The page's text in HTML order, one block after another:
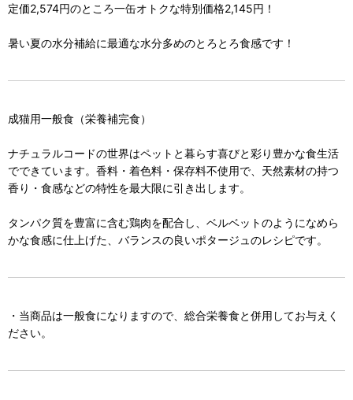
定価2,574円のところ一缶オトクな特別価格2,145円！
暑い夏の水分補給に最適な水分多めのとろとろ食感です！
成猫用一般食（栄養補完食）
ナチュラルコードの世界はペットと暮らす喜びと彩り豊かな食生活
でできています。香料・着色料・保存料不使用で、天然素材の持つ
香り・食感などの特性を最大限に引き出します。
タンパク質を豊富に含む鶏肉を配合し、ベルベットのようになめら
かな食感に仕上げた、バランスの良いポタージュのレシピです。
・当商品は一般食になりますので、総合栄養食と併用してお与えく
ださい。